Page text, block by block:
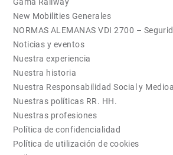
New Mobilities Generales
NORMAS ALEMANAS VDI 2700 –
Noticias y eventos
Nuestra experiencia
Nuestra historia
Nuestra Responsabilidad Social y
Nuestras políticas RR. HH.
Nuestras profesiones
Política de confidencialidad
Política de utilización de cookies